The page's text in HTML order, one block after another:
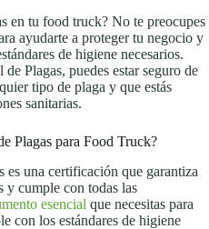
en tu food truck? No te preocupes
ayudarte a proteger tu negocio y
de higiene necesarios.
Plagas, puedes estar seguro de
tipo de plaga y que estás
sanitarias.
Plagas para Food Truck?
una certificación que garantiza
y cumple con todas las
esencial que necesitas para
con los estándares de higiene